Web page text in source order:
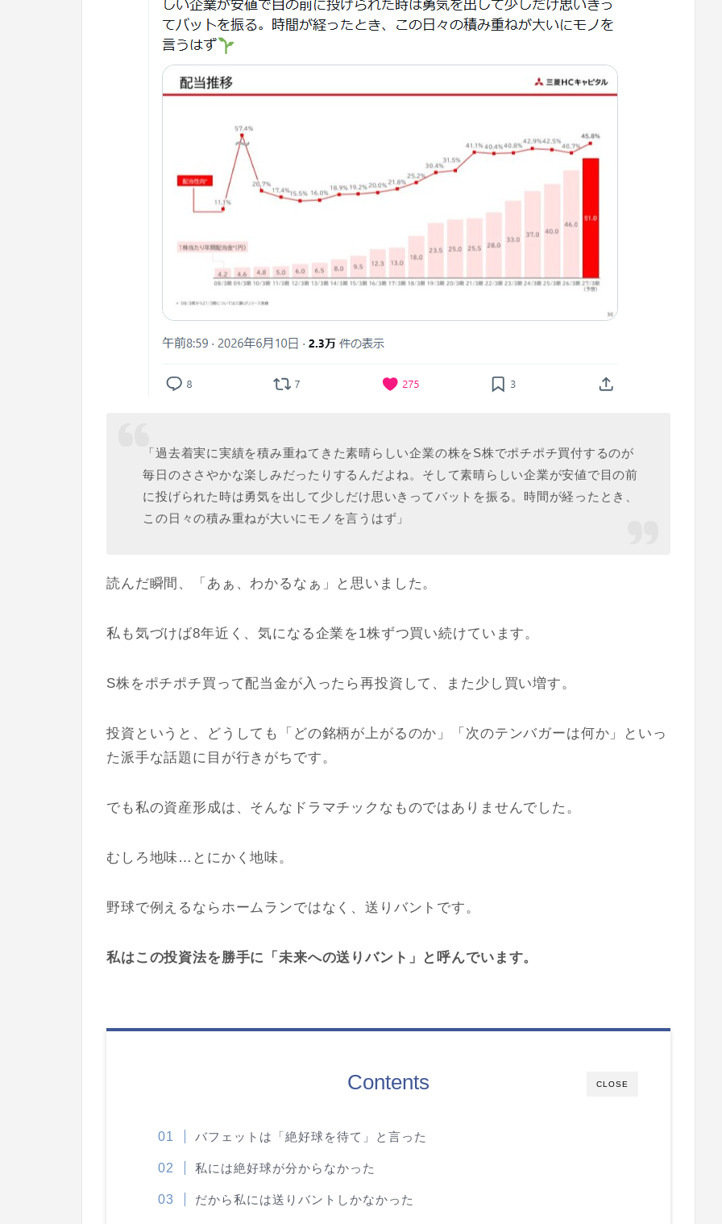
「過去着実に実績を積み重ねてきた素晴らしい企業の株をS株でポチポチ買付するのが
毎日のささやかな楽しみだったりするんだよね。そして素晴らしい企業が安値で目の前
に投げられた時は勇気を出して少しだけ思いきってバットを振る。時間が経ったとき、
この日々の積み重ねが大いにモノを言うはず」
読んだ瞬間、「あぁ、わかるなぁ」と思いました。
私も気づけば8年近く、気になる企業を1株ずつ買い続けています。
S株をポチポチ買って配当金が入ったら再投資して、また少し買い増す。
投資というと、どうしても「どの銘柄が上がるのか」「次のテンバガーは何か」といっ
た派手な話題に目が行きがちです。
でも私の資産形成は、そんなドラマチックなものではありませんでした。
むしろ地味…とにかく地味。
野球で例えるならホームランではなく、送りバントです。
私はこの投資法を勝手に「未来への送りバント」と呼んでいます。
CLOSE
Contents
バフェットは「絶好球を待て」と言った
私には絶好球が分からなかった
だから私には送りバントしかなかった